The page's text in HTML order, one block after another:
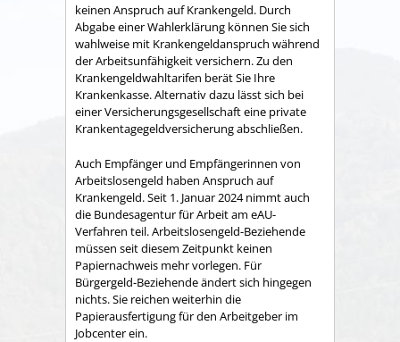
keinen Anspruch auf Krankengeld. Durch
Abgabe einer Wahlerklärung können Sie sich
wahlweise mit Krankengeldanspruch während
der Arbeitsunfähigkeit versichern. Zu den
Krankengeldwahltarifen berät Sie Ihre
Krankenkasse. Alternativ dazu lässt sich bei
einer Versicherungsgesellschaft eine private
Krankentagegeldversicherung abschließen.
Auch Empfänger und Empfängerinnen von
Arbeitslosengeld haben Anspruch auf
Krankengeld.Seit 1. Januar 2024 nimmt auch
die Bundesagentur für Arbeit am eAU-
Verfahren teil. Arbeitslosengeld-Beziehende
müssen seit diesem Zeitpunkt keinen
Papiernachweis mehr vorlegen. Für
Bürgergeld-Beziehende ändert sich hingegen
nichts. Sie reichen weiterhin die
Papierausfertigung für den Arbeitgeber im
Jobcenter ein.